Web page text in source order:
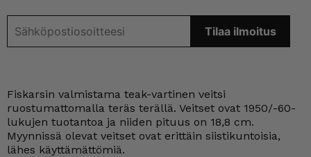
Fiskarsin valmistama teak-vartinen veitsi
ruostumattomalla teräs terällä. Veitset ovat 1950/-60-
lukujen tuotantoa ja niiden pituus on 18,8 cm.
Myynnissä olevat veitset ovat erittäin siistikuntoisia,
lähes käyttämättömiä.